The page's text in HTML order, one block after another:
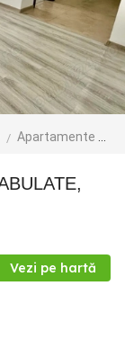
Apartamente de vanzare
Vezi pe hartă